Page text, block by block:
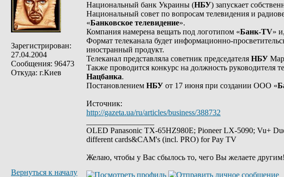
Зарегистрирован:
27.04.2004
Сообщения: 96473
Откуда: г.Киев
Национальный банк Украины (НБУ) запускает
Национальный совет по вопросам телевидения и
«Банковское телевидение».
Компания намерена вещать под логотипом «Банк-TV»
Формат телеканала будет информационно-
иностранный продукт.
Телеканал представляла советник председателя НБУ
Также проводится конкурс на должность руководителя
Нацбанка.
Постановлением НБУ от 17 июня при создании ООО «
Источник:
http://gazeta.ua/ru/articles/business/388732
OLED Panasonic TX-65HZ980E; Pioneer LX-5090; Vu+
different cards&CAM's (incl. PRO) for Pay TV
Желаю, чтобы у Вас сбылось то, чего Вы желаете другим!
Вернуться к началу